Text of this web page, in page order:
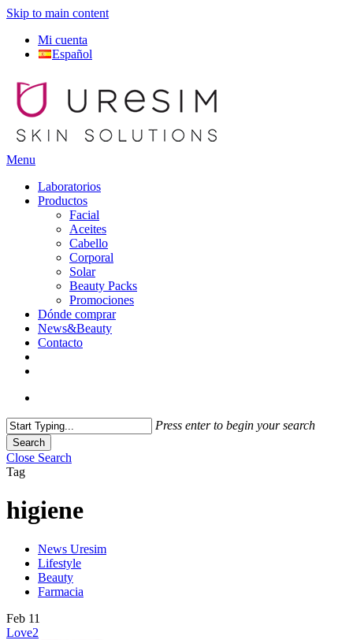
Skip to main content
Mi cuenta
Español
Menu
Laboratorios
Productos
Facial
Aceites
Cabello
Corporal
Solar
Beauty Packs
Promociones
Dónde comprar
News&Beauty
Contacto
Press enter to begin your search
Search
Close Search
Tag
higiene
News Uresim
Lifestyle
Beauty
Farmacia
Feb 11
Love2